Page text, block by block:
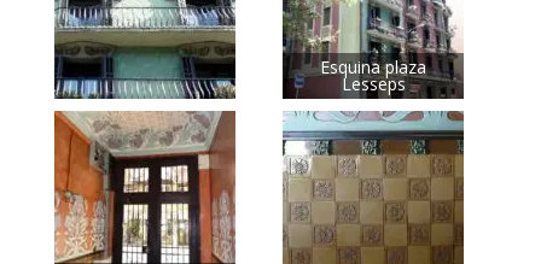
Esquina plaza
Lesseps